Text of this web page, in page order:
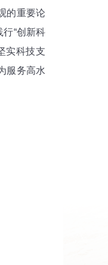
的重要论
“创新科
实科技支
服务高水